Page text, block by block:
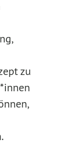
zu